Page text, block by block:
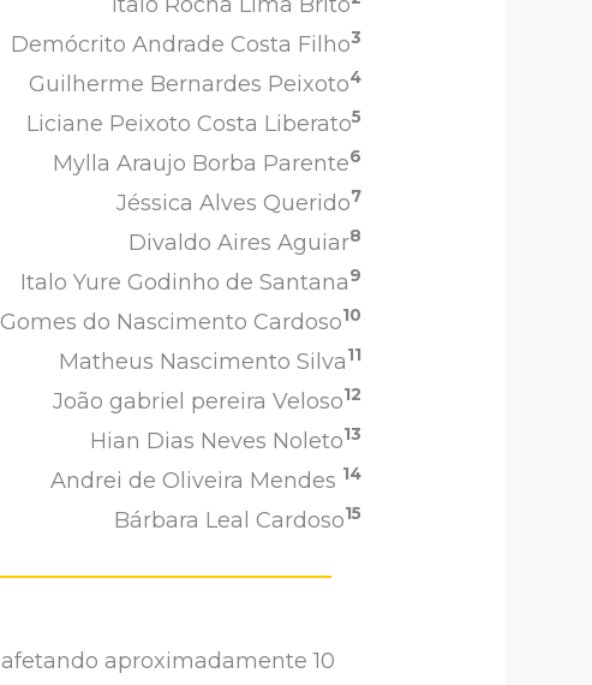
Demócrito Andrade Costa Filho3
Guilherme Bernardes Peixoto4
Liciane Peixoto Costa Liberato5
Mylla Araujo Borba Parente6
Jéssica Alves Querido7
Divaldo Aires Aguiar8
Italo Yure Godinho de Santana9
do Nascimento Cardoso10
Matheus Nascimento Silva11
João gabriel pereira Veloso12
Hian Dias Neves Noleto13
Andrei de Oliveira Mendes 14
Bárbara Leal Cardoso15
aproximadamente 10